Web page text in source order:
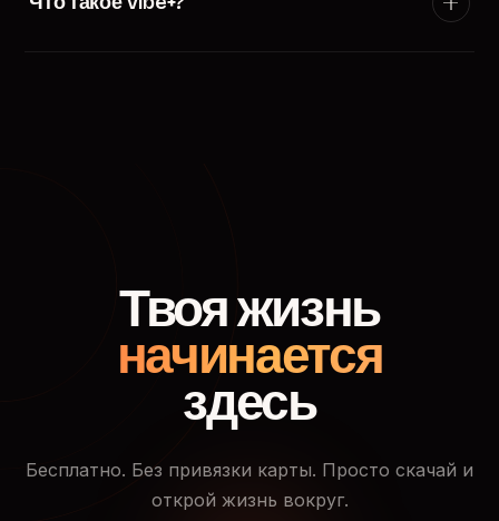
Твоя жизнь
начинается
здесь
Бесплатно. Без привязки карты. Просто скачай и
открой жизнь вокруг.